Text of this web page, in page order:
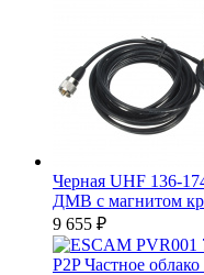
Черная UHF 136-
ДМВ с магнитом
9 655 ₽